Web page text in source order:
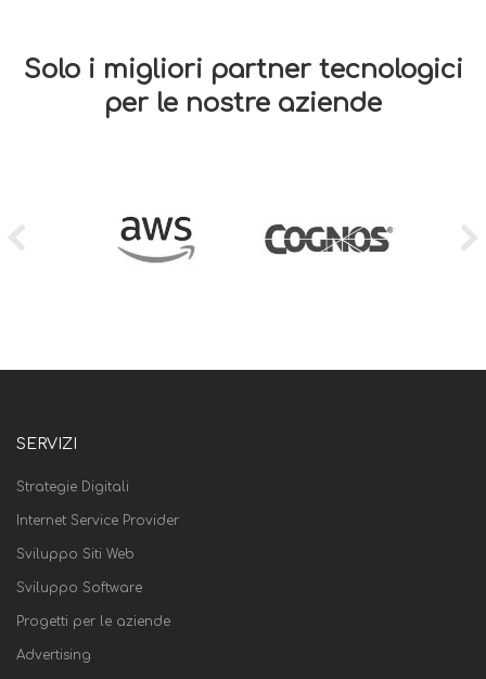
Solo i migliori partner tecnologici
per le nostre aziende
SERVIZI
Strategie Digitali
Internet Service Provider
Sviluppo Siti Web
Sviluppo Software
Progetti per le aziende
Advertising